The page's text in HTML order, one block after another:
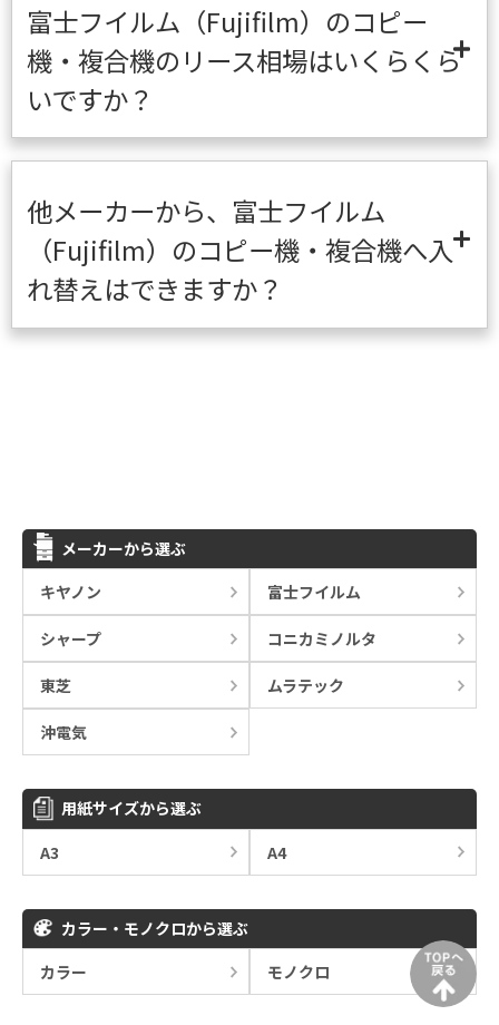
富士フイルム（Fujifilm）のコピー
機・複合機のリース相場はいくらくら
いですか？
他メーカーから、富士フイルム
（Fujifilm）のコピー機・複合機へ入
れ替えはできますか？
メーカーから選ぶ
キヤノン
富士フイルム
シャープ コニカミノルタ
東芝 ムラテック
沖電気
用紙サイズから選ぶ
A3
A4
カラー・モノクロから選ぶ
カラー
モノクロ